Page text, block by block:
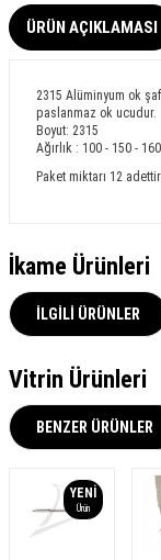
ÜRÜN AÇIKLAMASI
2315 Alüminyum ok
paslanmaz ok ucudur.
Boyut: 2315
Ağırlık : 100 - 150 -
Paket miktarı 12 adettir
İkame Ürünleri
İLGILI ÜRÜNLER
Vitrin Ürünleri
BENZER ÜRÜNLER
YENI
Ürün